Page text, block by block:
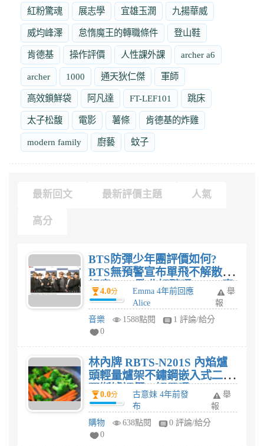
紅粉驚魂 展志學 宜雄玉潤 九揚華威
威均峰澤 怠惰魔王的轉職條件 登山鞋
肯德基 操作評價 人性課外課 archer a6
archer 1000 通天狄仁傑 軍師
高效鎖鮮袋 阿凡達 FT-LEF101 跳床
太子松馥 電影 薯條 肯德基的炸雞
modern family 廚藝 蚊子
最新回文 最新評價主題 人氣
高分
BTS防彈少年團評價如何?
BTS無預警宣布單飛不解散，
好奇 BTS歌曲好聽嗎? BTS專
輯值得捧場?
4.0分
Emma 4年前回應
Alice
舉
報
音樂
1588點閱
1 評論/給分
0
林內牌 RBTS-N201S 內焰爐
頭輕量爐架不鏽鋼嵌入式二口
瓦斯爐評價，好用嗎?
0.0分
古意妹 4年前發
布
舉
報
購物
638點閱
0 評論/給分
0